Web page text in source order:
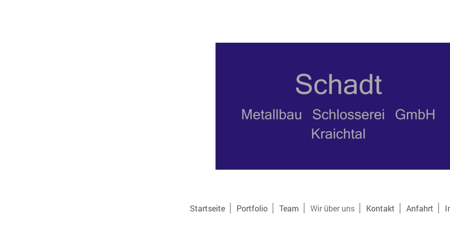
Startseite Portfolio Team Wir über uns Kontakt Anfahrt